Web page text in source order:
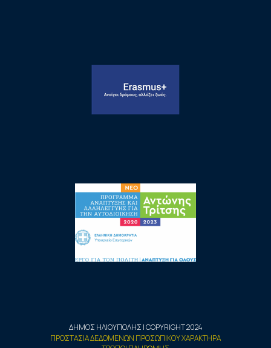
ΔΗΜΟΣ ΗΛΙΟΥΠΟΛΗΣ | COPYRIGHT 2024
ΠΡΟΣΤΑΣΙΑ ΔΕΔΟΜΕΝΩΝ ΠΡΟΣΩΠΙΚΟΥ ΧΑΡΑΚΤΗΡΑ